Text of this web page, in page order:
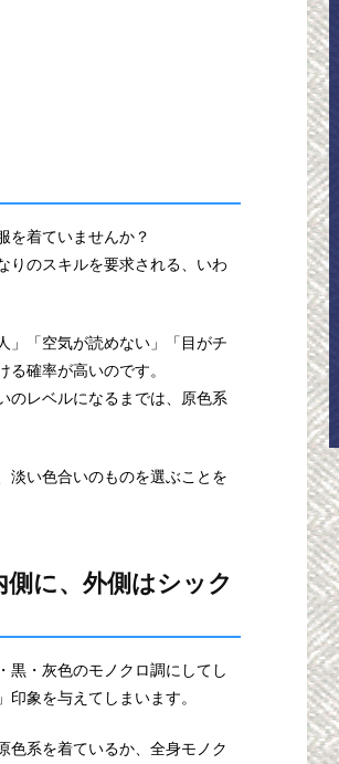
を着ていませんか？
りのスキルを要求される、いわ
」「空気が読めない」「目がチ
確率が高いのです。
のレベルになるまでは、原色系
淡い色合いのものを選ぶことを
に、外側はシック
黒・灰色のモノクロ調にしてし
象を与えてしまいます。
色系を着ているか、全身モノク